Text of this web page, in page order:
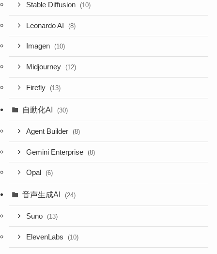
Stable Diffusion (10)
Leonardo AI (8)
Imagen (10)
Midjourney (12)
Firefly (13)
自動化AI (30)
Agent Builder (8)
Gemini Enterprise (8)
Opal (6)
音声生成AI (24)
Suno (13)
ElevenLabs (10)